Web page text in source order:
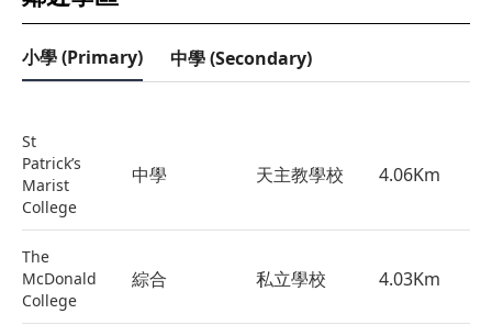
小學 (Primary) 中學 (Secondary)
St
Patrick’s
Marist
College
中學 天主教學校 4.06Km
The
McDonald
College
綜合 私立學校 4.03Km